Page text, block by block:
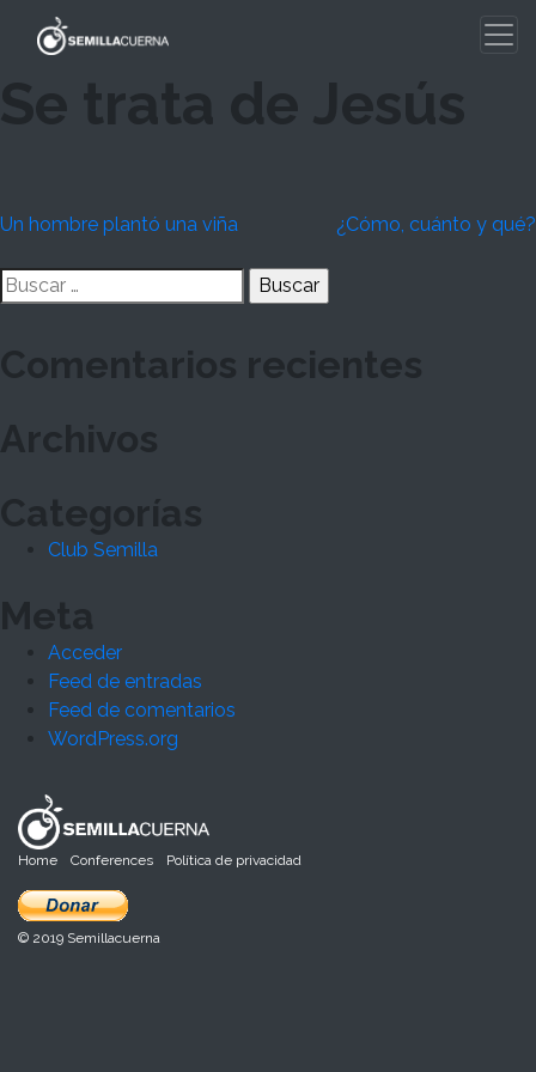
Se trata de Jesús
Navegación
de
Un hombre plantó una viña ¿Cómo, cuánto y qué?
Buscar:
Comentarios recientes
Archivos
Categorías
Club Semilla
Meta
Acceder
Feed de entradas
Feed de comentarios
WordPress.org
Home Conferences Política de privacidad
© 2019 Semillacuerna